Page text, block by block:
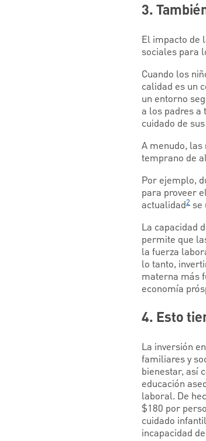
3.
El impacto de
sociales para
Cuando los
calidad es un
un entorno
a los padres a
cuidado de
A menudo,
temprano de
Por ejemplo,
para proveer
actualidad2 se
La capacidad
permite que
la fuerza
lo tanto,
materna más
economía
4. Esto
La inversión
familiares y
bienestar, así
educación
laboral. De
$180 por
cuidado
incapacidad